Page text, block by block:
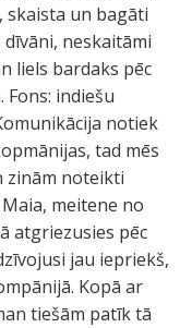
skaista un bagāti
neskaitāmi
liels bardaks pēc
indiešu
notiek
tad mēs
zinām noteikti
meitene no
atgriezusies pēc
jau iepriekš,
Kopā ar
tiešām patīk tā